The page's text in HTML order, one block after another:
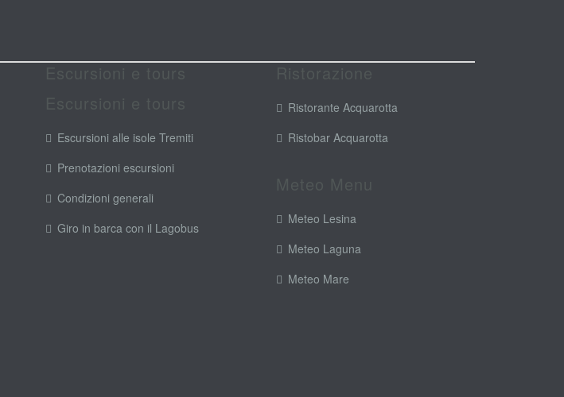
Escursioni alle isole Tremiti
Prenotazioni escursioni
Condizioni generali
Giro in barca con il Lagobus
Ristorante Acquarotta
Ristobar Acquarotta
Meteo Lesina
Meteo Laguna
Meteo Mare